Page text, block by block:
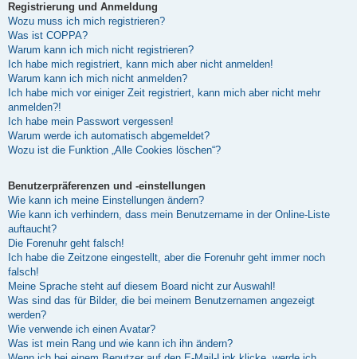
Registrierung und Anmeldung
Wozu muss ich mich registrieren?
Was ist COPPA?
Warum kann ich mich nicht registrieren?
Ich habe mich registriert, kann mich aber nicht anmelden!
Warum kann ich mich nicht anmelden?
Ich habe mich vor einiger Zeit registriert, kann mich aber nicht mehr
anmelden?!
Ich habe mein Passwort vergessen!
Warum werde ich automatisch abgemeldet?
Wozu ist die Funktion „Alle Cookies löschen“?
Benutzerpräferenzen und -einstellungen
Wie kann ich meine Einstellungen ändern?
Wie kann ich verhindern, dass mein Benutzername in der Online-Liste
auftaucht?
Die Forenuhr geht falsch!
Ich habe die Zeitzone eingestellt, aber die Forenuhr geht immer noch
falsch!
Meine Sprache steht auf diesem Board nicht zur Auswahl!
Was sind das für Bilder, die bei meinem Benutzernamen angezeigt
werden?
Wie verwende ich einen Avatar?
Was ist mein Rang und wie kann ich ihn ändern?